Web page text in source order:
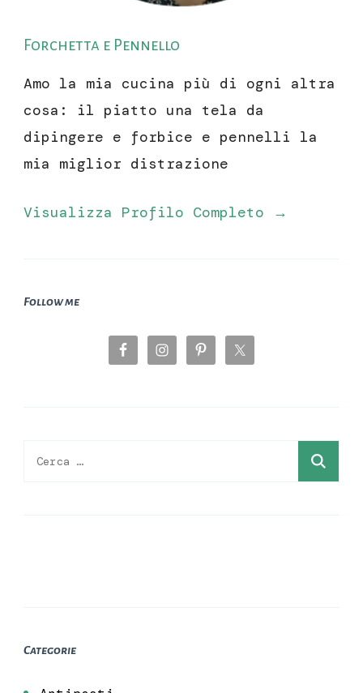
Forchetta e Pennello
Amo la mia cucina più di ogni altra
cosa: il piatto una tela da
dipingere e forbice e pennelli la
mia miglior distrazione
Visualizza Profilo Completo →
Follow me
Ricerca
Categorie